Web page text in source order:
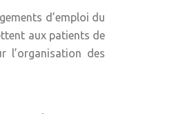
d’emploi du
aux patients de
l’organisation des